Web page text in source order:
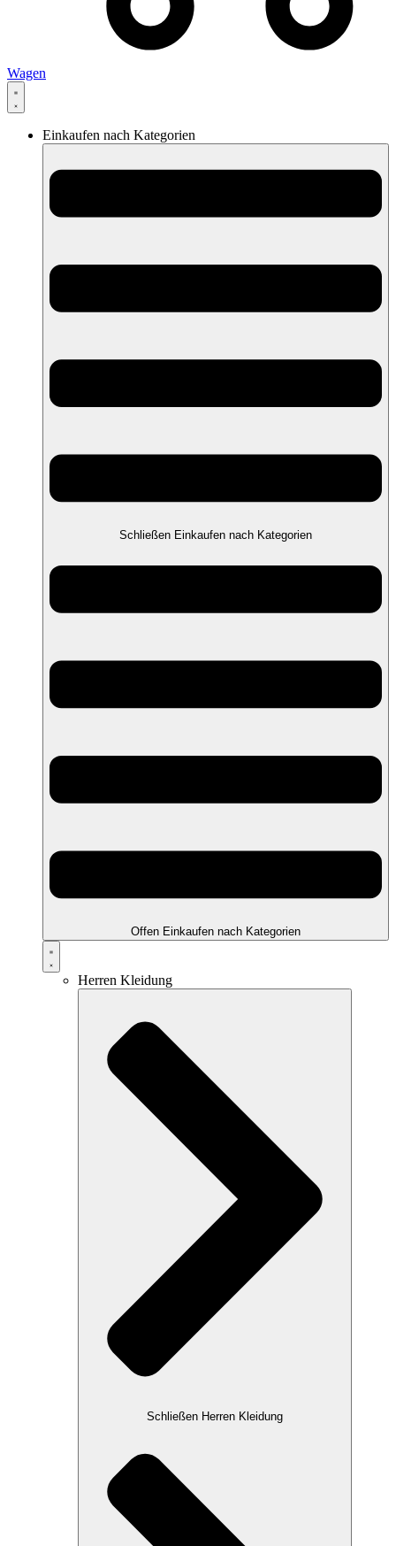
Wagen
Einkaufen nach Kategorien
Schließen Einkaufen nach Kategorien
Offen Einkaufen nach Kategorien
Herren Kleidung
Schließen Herren Kleidung